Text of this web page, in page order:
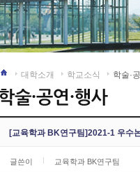
대학소개 학교소식 학술·
[교육학과 BK연구팀]2021-1 우수
글쓴이 교육학과 BK연구팀